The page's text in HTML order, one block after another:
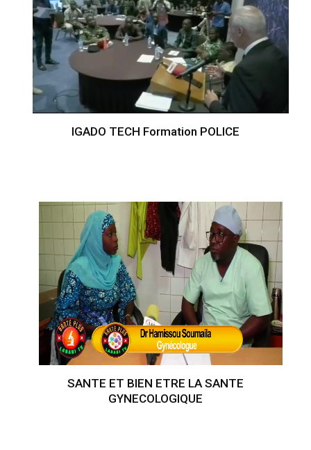
IGADO TECH Formation POLICE
SANTE ET BIEN ETRE LA SANTE
GYNECOLOGIQUE